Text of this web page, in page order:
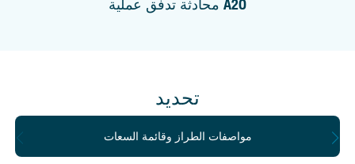
محادثة تدفق عملية A2O
تحديد
مواصفات الطراز وقائمة السعات